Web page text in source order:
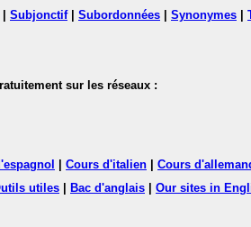
| Subjonctif| Subordonnées Synonymes
sur les réseaux :
Cours d'italien Cours
utiles Bac d'anglais Our sites in